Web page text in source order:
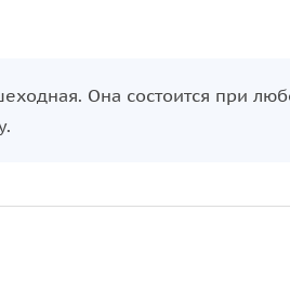
Она состоится при